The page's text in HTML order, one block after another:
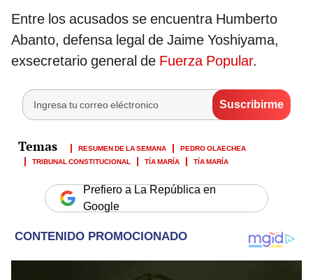
Entre los acusados se encuentra Humberto
Abanto, defensa legal de Jaime Yoshiyama,
exsecretario general de Fuerza Popular.
RESUMEN DE LA SEMANA
PEDRO OLAECHEA
TRIBUNAL CONSTITUCIONAL
TÍA MARÍA TÍA MARÍA
Prefiero a La República en
Google